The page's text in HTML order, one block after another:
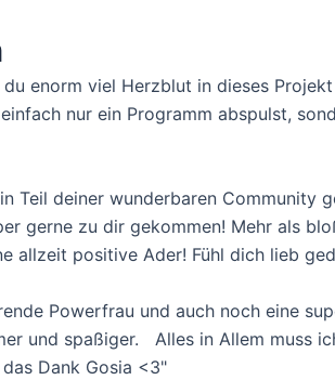
enorm viel Herzblut in dieses
nur ein Programm abspulst,
Teil deiner wunderbaren
gerne zu dir gekommen! Mehr als
allzeit positive Ader! Fühl dich lieb
Powerfrau und auch noch eine
und spaßiger. Alles in Allem muss
Dank Gosia <3"